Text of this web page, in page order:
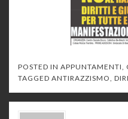
POSTED IN APPUNTAMENTI,
TAGGED ANTIRAZZISMO,